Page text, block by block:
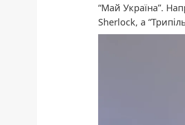
“Май Україна”.
Sherlock, а